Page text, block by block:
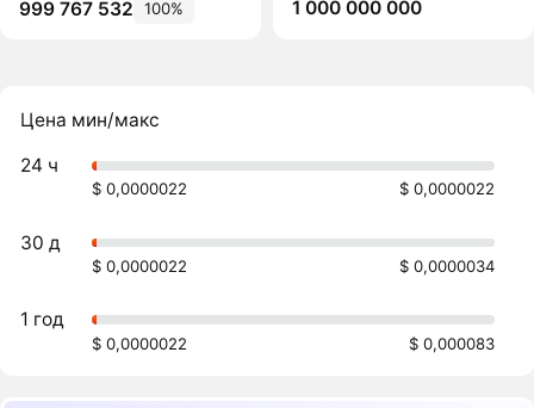
999 767 532
100%
1 000 000 000
Цена мин/макс
24 ч
$ 0,0000022 $ 0,0000022
30 д
$ 0,0000022 $ 0,0000034
1 год
$ 0,0000022 $ 0,000083